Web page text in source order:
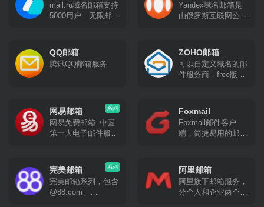
mail.ru域名邮箱支持
5000用户，无限邮箱
Yandex域名邮箱是
由俄罗斯互联网公司
SMTP/POP3/IMAP
QQ邮箱
腾讯QQ邮箱服务
ZOHO邮箱
可以自定义域名的邮
件服务商，free版不
系列
网易邮箱
网易免费邮箱–中国
第一大电子邮件服务
@126.com和
@yeah.net为后缀的
免费邮箱。超过20年
邮箱运营经验，系统
Foxmail
Foxmail邮件客户
端，简捷易用的邮件
轻松。
系列
完美邮箱
完美邮箱系列，包含
@88.com、
阿里邮箱
阿里旗下邮箱服务，
分个人和企业两个版